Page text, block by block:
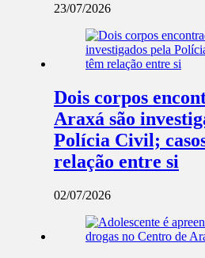
23/07/2026
Dois corpos
Araxá são
Polícia Civil;
relação entre si
02/07/2026